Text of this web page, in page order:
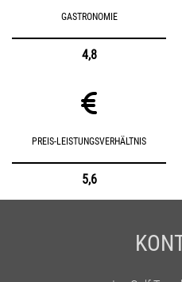
GASTRONOMIE
4,8
PREIS-LEISTUNGSVERHÄLTNIS
5,6